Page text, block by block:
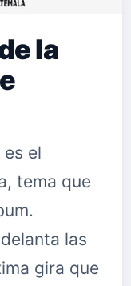
la
el
tema que
las
gira que